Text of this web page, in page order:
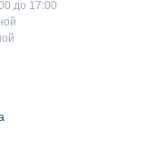
до 17:00